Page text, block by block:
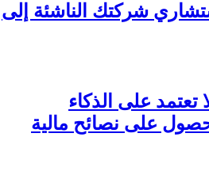
شركتك الناشئة إلى
تعتمد على الذكاء
على نصائح مالية